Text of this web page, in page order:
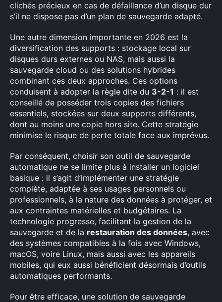
clichés précieux en cas de défaillance d’un disque dur
s’il ne dispose pas d’un plan de sauvegarde adapté.
Une autre dimension importante en 2026 est la
diversification des supports : stockage local sur
disques durs externes ou NAS, mais aussi la
sauvegarde cloud ou des solutions hybrides
combinant ces deux approches. Ces options
conduisent à adopter la règle dite du 3-2-1 : il est
conseillé de posséder trois copies des fichiers
essentiels, stockées sur deux supports différents,
dont au moins une copie hors site. Cette stratégie
minimise le risque de perte totale face aux imprévus.
Par conséquent, choisir son outil de sauvegarde
automatique ne se limite plus à installer un logiciel
basique : il s’agit d’implémenter une stratégie
complète, adaptée à ses usages personnels ou
professionnels, à la nature des données à protéger, et
aux contraintes matérielles et budgétaires. La
technologie progresse, facilitant la gestion de la
sauvegarde et de la restauration des données, avec
des systèmes compatibles à la fois avec Windows,
macOS, voire Linux, mais aussi avec les appareils
mobiles, qui eux aussi bénéficient désormais d’outils
automatiques performants.
Pour être efficace, une solution de sauvegarde